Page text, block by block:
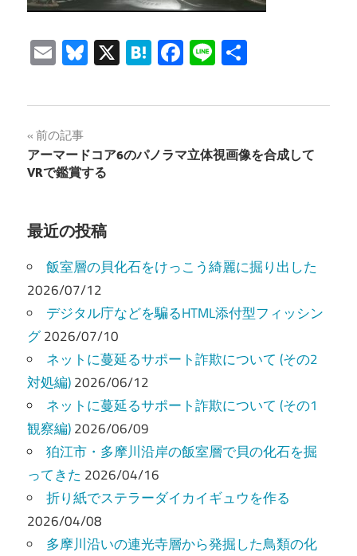
EmailBluesky
X Hatena
Facebook
Line
投
稿
ビ
ゲ
ー
シ
ョ
ン
前の記事
アーマードコア6のパノラマ立体視画像を合成して
VRで鑑賞する
最近の投稿
飯室層の貝化石をけっこう綺麗に掘り出した
2026/07/12
デジタル庁などを騙るHTML添付型フィッシン
グ2026/07/10
ネットに蔓延るサポート詐欺について (その2
対処編)2026/06/12
ネットに蔓延るサポート詐欺について (その1
観察編)2026/06/09
狛江市・多摩川沿岸の飯室層で貝の化石を掘
ってきた 2026/04/16
折り紙でステラーダイカイギュウを作る
2026/04/08
多摩川沿いの連光寺層から発掘した鳥類の化